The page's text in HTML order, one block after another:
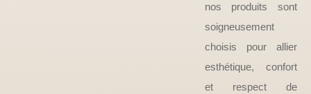
nos produits sont
soigneusement
choisis pour allier
esthétique, confort
et respect de